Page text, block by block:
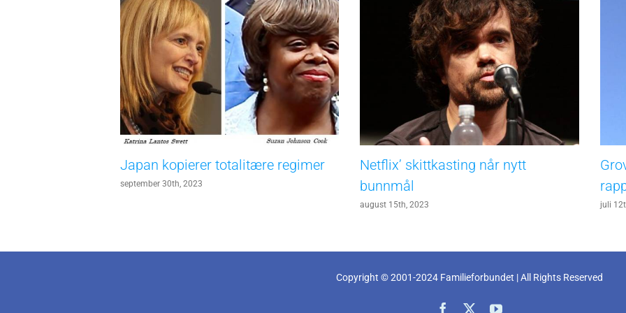
Japan kopierer totalitære regimer
september 30th, 2023
Netflix’ skittkasting når nytt
bunnmål
august 15th, 2023 juli
Copyright © 2001-2024 Familieforbundet | All Rights Reserved
Facebook YouTube